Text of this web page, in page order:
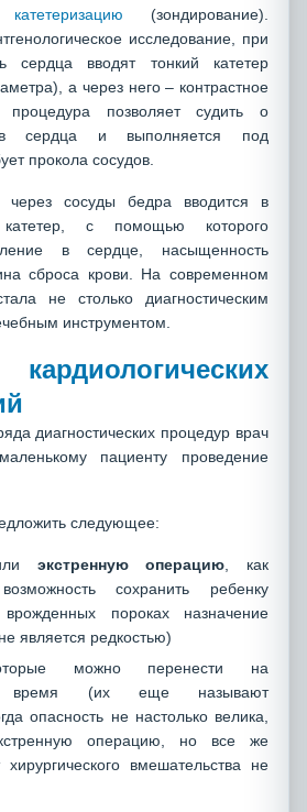
катетеризацию (зондирование).
исследование, при
сердца вводят тонкий катетер
а через него – контрастное
процедура позволяет судить о
сердца и выполняется под
прокола сосудов.
через сосуды бедра вводится в
с помощью которого
в сердце, насыщенность
сброса крови. На современном
не столько диагностическим
инструментом.
диагностических процедур врач
пациенту проведение
следующее:
экстренную операцию , как
сохранить ребенку
пороках назначение
является редкостью)
можно перенести на
время (их еще называют
опасность не настолько велика,
операцию, но все же
хирургического вмешательства не